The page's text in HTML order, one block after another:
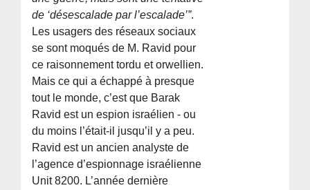
de ‘désescalade par l’escalade’”.
Les usagers des réseaux sociaux
se sont moqués de M. Ravid pour
ce raisonnement tordu et orwellien.
Mais ce qui a échappé à presque
tout le monde, c’est que Barak
Ravid est un espion israélien - ou
du moins l’était-il jusqu’il y a peu.
Ravid est un ancien analyste de
l’agence d’espionnage israélienne
Unit 8200. L’année dernière